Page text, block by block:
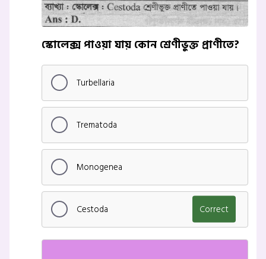
স্কোলেক্স পাওয়া যায় কোন শ্রেণীভুক্ত প্রাণীতে?
Turbellaria
Trematoda
Monogenea
Cestoda Correct